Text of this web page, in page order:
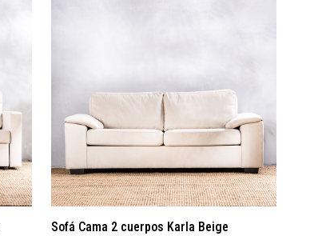
Sofá Cama 2 cuerpos Karla Beige